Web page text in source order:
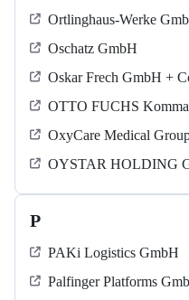
Ortlinghaus-Werke
Oschatz GmbH
Oskar Frech GmbH +
OTTO FUCHS
OxyCare Medical
OYSTAR HOLDING
P
PAKi Logistics GmbH
Palfinger Platforms